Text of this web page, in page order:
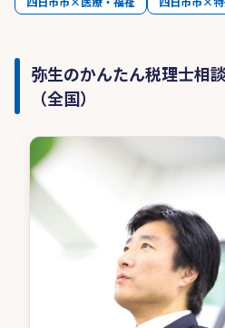
弥生のかんたん税理士相
（全国）